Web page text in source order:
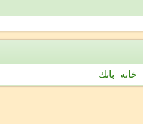
خانه بانك